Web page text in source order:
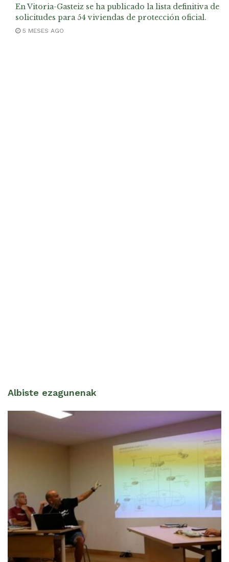
En Vitoria-Gasteiz se ha publicado la lista definitiva de
solicitudes para 54 viviendas de protección oficial.
5 MESES AGO
Albiste ezagunenak